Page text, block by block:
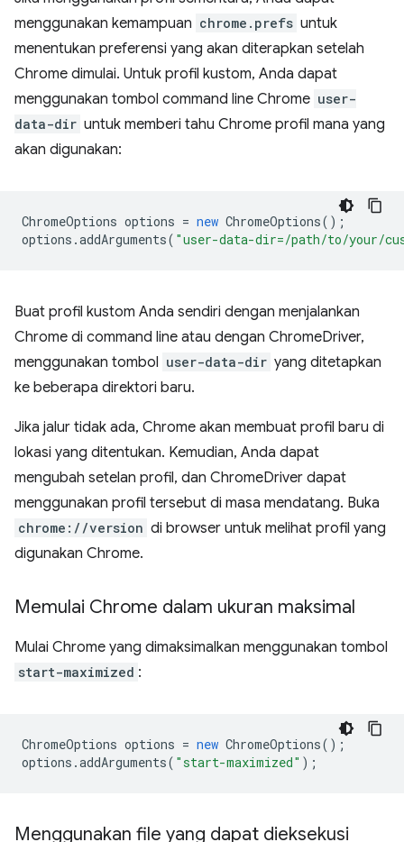
menggunakan kemampuan chrome.prefs untuk
menentukan preferensi yang akan diterapkan setelah
Chrome dimulai. Untuk profil kustom, Anda dapat
menggunakan tombol command line Chrome user-
data-dir untuk memberi tahu Chrome profil mana yang
akan digunakan:
ChromeOptions options = new ChromeOptions();
options .addArguments( "user-data-dir=/path/to/your/
Buat profil kustom Anda sendiri dengan menjalankan
Chrome di command line atau dengan ChromeDriver,
menggunakan tombol user-data-dir yang ditetapkan
ke beberapa direktori baru.
Jika jalur tidak ada, Chrome akan membuat profil baru di
lokasi yang ditentukan. Kemudian, Anda dapat
mengubah setelan profil, dan ChromeDriver dapat
menggunakan profil tersebut di masa mendatang. Buka
chrome://version di browser untuk melihat profil yang
digunakan Chrome.
Memulai Chrome dalam ukuran maksimal
Mulai Chrome yang dimaksimalkan menggunakan tombol
start-maximized :
ChromeOptions options = new ChromeOptions();
options .addArguments( "start-maximized" );
Menggunakan file yang dapat dieksekusi